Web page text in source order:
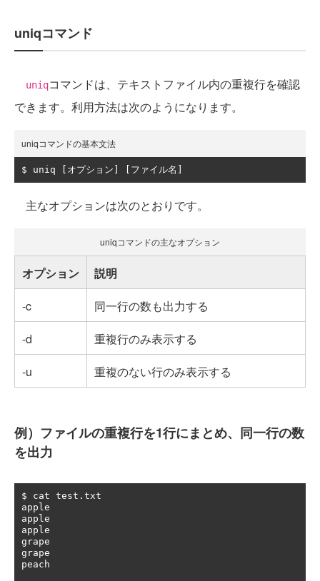
uniqコマンド
uniqコマンドは、テキストファイル内の重複行を確認
できます。利用方法は次のようになります。
uniqコマンドの基本文法
$ uniq [オプション] [ファイル名]
主なオプションは次のとおりです。
uniqコマンドの主なオプション
オプション
説明
-c
同一行の数も出力する
-d
重複行のみ表示する
-u
重複のない行のみ表示する
例）ファイルの重複行を1行にまとめ、同一行の数
を出力
$ cat test . txt
apple
apple
apple
grape
grape
peach